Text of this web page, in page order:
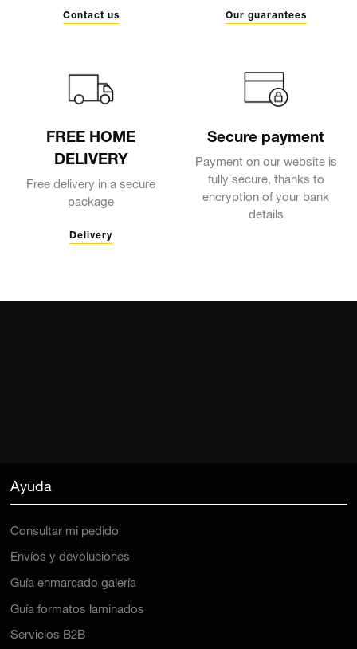
DELIVERY
Free delivery in a secure
package
Payment on our website is
fully secure, thanks to
encryption of your bank
details
Envíos y devoluciones
Guía enmarcado galería
Guía formatos laminados
Servicios B2B